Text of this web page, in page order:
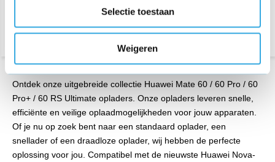
Selectie toestaan
Weigeren
Morgen in huis
Ontdek onze uitgebreide collectie Huawei Mate 60 / 60 Pro / 60
Pro+ / 60 RS Ultimate opladers. Onze opladers leveren snelle,
efficiënte en veilige oplaadmogelijkheden voor jouw apparaten.
Of je nu op zoek bent naar een standaard oplader, een
snellader of een draadloze oplader, wij hebben de perfecte
oplossing voor jou. Compatibel met de nieuwste Huawei Nova-